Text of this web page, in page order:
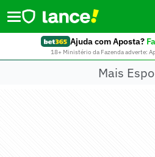
Ajuda com Aposta?
18+ Ministério da Fazenda adverte:
Mais